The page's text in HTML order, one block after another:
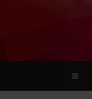
Toggle